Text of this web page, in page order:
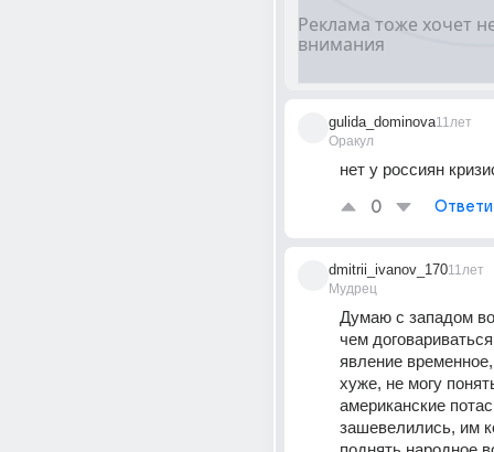
gulida_dominova
Оракул
11лет
нет у россиян
0
dmitrii_ivanov_170
Мудрец
11лет
Думаю с западом
чем
явление
хуже, не могу
американские
зашевелились, им